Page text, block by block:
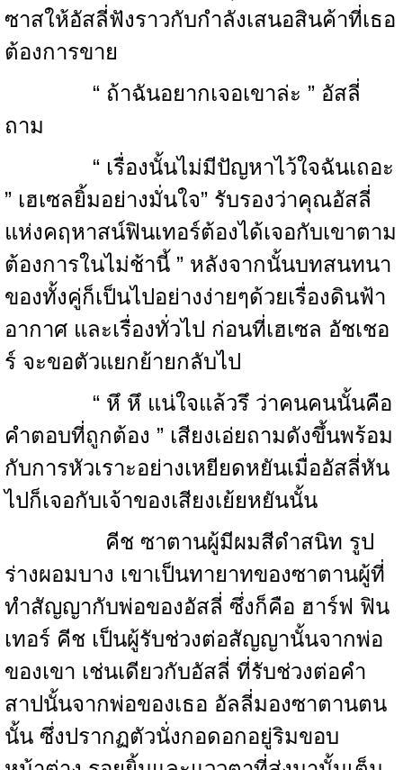
ซาสให้อัสลี่ฟังราวกับกำลังเสนอสินค้าที่เธอ
ต้องการขาย
“ ถ้าฉันอยากเจอเขาล่ะ ” อัสลี่
ถาม
“ เรื่องนั้นไม่มีปัญหาไว้ใจฉันเถอะ
” เฮเซลยิ้มอย่างมั่นใจ” รับรองว่าคุณอัสลี่
แห่งคฤหาสน์ฟินเทอร์ต้องได้เจอกับเขาตาม
ต้องการในไม่ช้านี้ ” หลังจากนั้นบทสนทนา
ของทั้งคู่ก็เป็นไปอย่างง่ายๆด้วยเรื่องดินฟ้า
อากาศ และเรื่องทั่วไป ก่อนที่เฮเซล อัชเชอ
ร์ จะขอตัวแยกย้ายกลับไป
“ หึ หึ แน่ใจแล้วรึ ว่าคนคนนั้นคือ
คำตอบที่ถูกต้อง ” เสียงเอ่ยถามดังขึ้นพร้อม
กับการหัวเราะอย่างเหยียดหยันเมื่ออัสลี่หัน
ไปก็เจอกับเจ้าของเสียงเย้ยหยันนั้น
คีช ซาตานผู้มีผมสีดำสนิท รูป
ร่างผอมบาง เขาเป็นทายาทของซาตานผู้ที่
ทำสัญญากับพ่อของอัสลี่ ซึ่งก็คือ ฮาร์ฟ ฟิน
เทอร์ คีช เป็นผู้รับช่วงต่อสัญญานั้นจากพ่อ
ของเขา เช่นเดียวกับอัสลี่ ที่รับช่วงต่อคำ
สาปนั้นจากพ่อของเธอ อัลลี่มองซาตานตน
นั้น ซึ่งปรากฏตัวนั่งกอดอกอยู่ริมขอบ